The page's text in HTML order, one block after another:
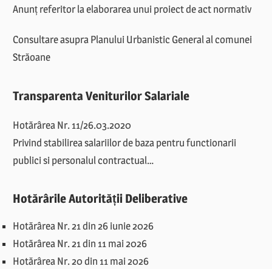
Anunț referitor la elaborarea unui proiect de act normativ
Consultare asupra Planului Urbanistic General al comunei
Străoane
Transparenta Veniturilor Salariale
Hotărârea Nr. 11/26.03.2020
Privind stabilirea salariilor de baza pentru functionarii
publici si personalul contractual…
Hotărârile Autorității Deliberative
Hotărârea Nr. 21 din 26 iunie 2026
Hotărârea Nr. 21 din 11 mai 2026
Hotărârea Nr. 20 din 11 mai 2026